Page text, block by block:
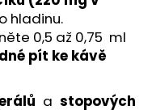
hladinu.
0,5 až 0,75 ml
pít ke kávě
a stopových